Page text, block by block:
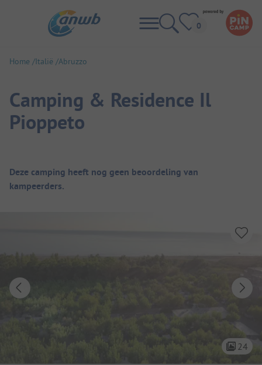
Home Italië Abruzzo
Camping & Residence Il
Pioppeto
Camping overzicht
Deze camping heeft nog geen beoordeling van
kampeerders.
24